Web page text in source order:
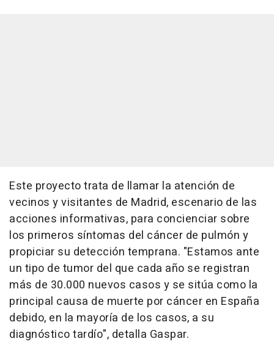
Este proyecto trata de llamar la atención de
vecinos y visitantes de Madrid, escenario de las
acciones informativas, para concienciar sobre
los primeros síntomas del cáncer de pulmón y
propiciar su detección temprana. "Estamos ante
un tipo de tumor del que cada año se registran
más de 30.000 nuevos casos y se sitúa como la
principal causa de muerte por cáncer en España
debido, en la mayoría de los casos, a su
diagnóstico tardío", detalla Gaspar.